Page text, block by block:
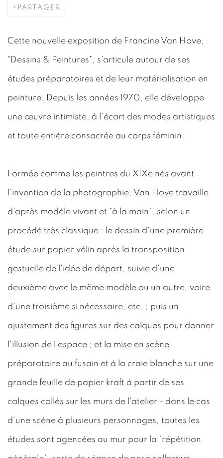
PARTAGER
Cette nouvelle exposition de Francine Van Hove,
"Dessins & Peintures", s'articule autour de ses
études préparatoires et de leur matérialisation en
peinture. Depuis les années 1970, elle développe
une œuvre intimiste, à l'écart des modes artistiques
et toute entière consacrée au corps féminin.
Formée comme les peintres du XIXe nés avant
l'invention de la photographie, Van Hove travaille
d'après modèle vivant et "à la main", selon un
procédé très classique : le dessin d'une première
étude sur papier vélin après la transposition
gestuelle de l'idée de départ, suivie d'une
deuxième avec le même modèle ou un autre, voire
d'une troisième si nécessaire, etc. ; puis un
ajustement des figures sur des calques pour donner
l'illusion de l'espace ; et la mise en scène
préparatoire au fusain et à la craie blanche sur une
grande feuille de papier kraft à partir de ses
calques collés sur les murs de l'atelier - dans le cas
d'une scène à plusieurs personnages, toutes les
études sont agencées au mur pour la "répétition